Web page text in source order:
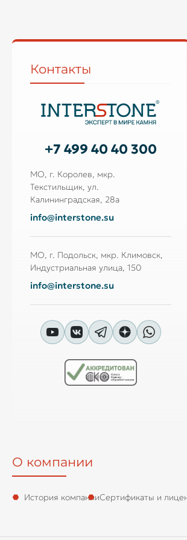
Контакты
+7 499 40 40 300
МО, г. Королев, мкр.
Текстильщик, ул.
Калининградская, 28а
info@interstone.su
МО, г. Подольск, мкр. Климовск,
Индустриальная улица, 150
info@interstone.su
О компании
История компанииСертификаты и